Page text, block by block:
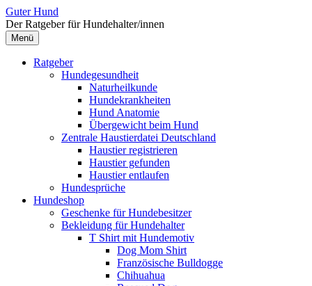
Zum
Inhalt
überspringen
Guter Hund
Der Ratgeber für Hundehalter/innen
Menü
Ratgeber
Hundegesundheit
Naturheilkunde
Hundekrankheiten
Hund Anatomie
Übergewicht beim Hund
Zentrale Haustierdatei Deutschland
Haustier registrieren
Haustier gefunden
Haustier entlaufen
Hundesprüche
Hundeshop
Geschenke für Hundebesitzer
Bekleidung für Hundehalter
T Shirt mit Hundemotiv
Dog Mom Shirt
Französische Bulldogge
Chihuahua